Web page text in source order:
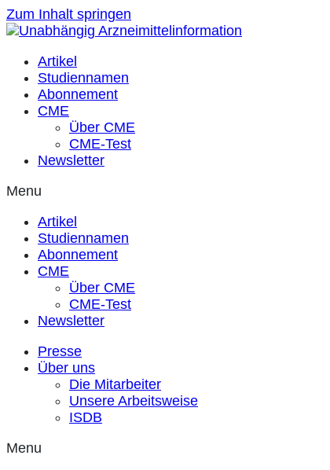
Zum Inhalt springen
Artikel
Studiennamen
Abonnement
CME
Über CME
CME-Test
Newsletter
Menu
Artikel
Studiennamen
Abonnement
CME
Über CME
CME-Test
Newsletter
Presse
Über uns
Die Mitarbeiter
Unsere Arbeitsweise
ISDB
Menu